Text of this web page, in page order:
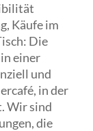
Käufe im
Die
einer
und
in der
Wir sind
die